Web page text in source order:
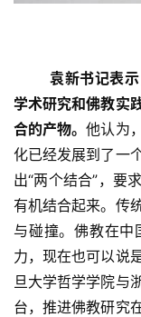
袁新书记表
学术研究和佛教实
合的产物。他认为
化已经发展到了一
出“两个结合”，要
有机结合起来。传
与碰撞。 佛教在中
力，现在也可以说
旦大学哲学学院与
台，推进佛教研究